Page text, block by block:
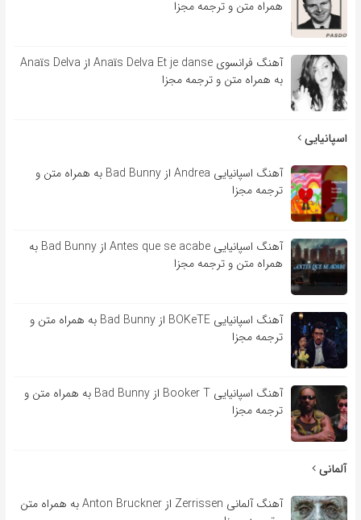
همراه متن و ترجمه مجزا
آهنگ فرانسوی Anaïs Delva Et je danse از Anaïs Delva
به همراه متن و ترجمه مجزا
اسپانیایی
آهنگ اسپانیایی Andrea از Bad Bunny به همراه متن و
ترجمه مجزا
آهنگ اسپانیایی Antes que se acabe از Bad Bunny به
همراه متن و ترجمه مجزا
آهنگ اسپانیایی BOKeTE از Bad Bunny به همراه متن و
ترجمه مجزا
آهنگ اسپانیایی Booker T از Bad Bunny به همراه متن و
ترجمه مجزا
آلمانی
آهنگ آلمانی Zerrissen از Anton Bruckner به همراه متن